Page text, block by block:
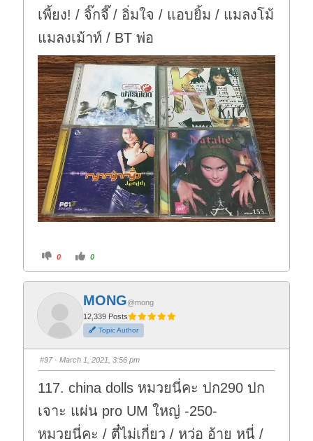
เพี้ยง! / จิ๊กจี๊ / อิ่มใจ / แอบยิ้ม / แมลงโม้
แมลงเม้าท์ / BT พ่อ
C
i
f
t
h
m
d
o
n
.
0
C
i
o
t
h
u
m
u
p
0
MONG@mong
12,339 Posts
Topic Author
#97· March 1, 2021, 3:56 pm
117. china dolls หมวยนี่คะ ปก290 ปก
เจาะ แผ่น pro UM ใหญ่ -250-
หมวยนี่คะ / ตี๋ไม่เกี่ยว / หว่อ อ้าย หนี่ /